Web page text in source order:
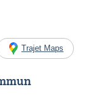
Trajet Maps